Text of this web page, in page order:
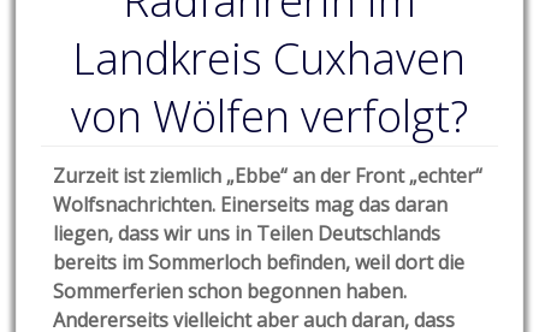
Landkreis Cuxhaven
von Wölfen verfolgt?
Zurzeit ist ziemlich „Ebbe“ an der Front „echter“
Wolfsnachrichten. Einerseits mag das daran
liegen, dass wir uns in Teilen Deutschlands
bereits im Sommerloch befinden, weil dort die
Sommerferien schon begonnen haben.
Andererseits vielleicht aber auch daran, dass